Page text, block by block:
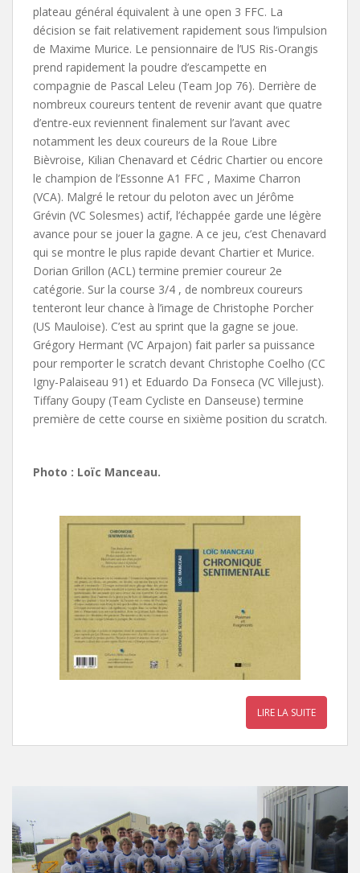
plateau général équivalent à une open 3 FFC. La
décision se fait relativement rapidement sous l’impulsion
de Maxime Murice. Le pensionnaire de l’US Ris-Orangis
prend rapidement la poudre d’escampette en
compagnie de Pascal Leleu (Team Jop 76). Derrière de
nombreux coureurs tentent de revenir avant que quatre
d’entre-eux reviennent finalement sur l’avant avec
notamment les deux coureurs de la Roue Libre
Bièvroise, Kilian Chenavard et Cédric Chartier ou encore
le champion de l’Essonne A1 FFC , Maxime Charron
(VCA). Malgré le retour du peloton avec un Jérôme
Grévin (VC Solesmes) actif, l’échappée garde une légère
avance pour se jouer la gagne. A ce jeu, c’est Chenavard
qui se montre le plus rapide devant Chartier et Murice.
Dorian Grillon (ACL) termine premier coureur 2e
catégorie. Sur la course 3/4 , de nombreux coureurs
tenteront leur chance à l’image de Christophe Porcher
(US Mauloise). C’est au sprint que la gagne se joue.
Grégory Hermant (VC Arpajon) fait parler sa puissance
pour remporter le scratch devant Christophe Coelho (CC
Igny-Palaiseau 91) et Eduardo Da Fonseca (VC Villejust).
Tiffany Goupy (Team Cycliste en Danseuse) termine
première de cette course en sixième position du scratch.
Photo : Loïc Manceau.
LIRE LA SUITE